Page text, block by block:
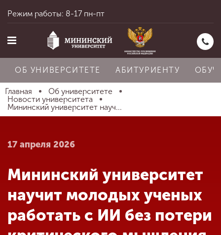
Главная
Абитуриенту
Обучение
Режим работы: 8-17 пн-пт
ОБ УНИВЕРСИТЕТЕ АБИТУРИЕНТУ
Главная
Об университете
Новости университета
Мининский университет науч...
17 апреля 2026
Мининский университет
научит молодых ученых
работать с ИИ без потери